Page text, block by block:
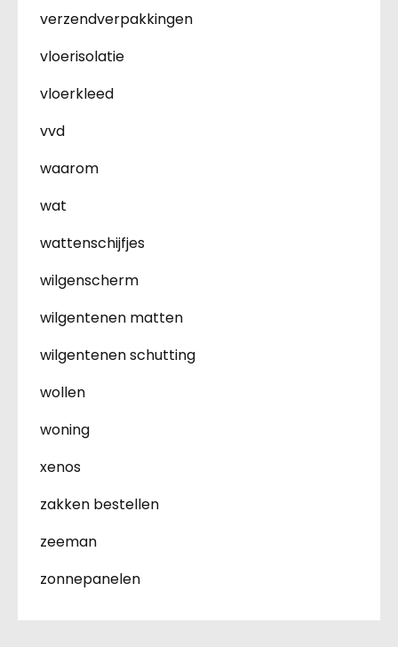
verzendverpakkingen
vloerisolatie
vloerkleed
vvd
waarom
wat
wattenschijfjes
wilgenscherm
wilgentenen matten
wilgentenen schutting
wollen
woning
xenos
zakken bestellen
zeeman
zonnepanelen